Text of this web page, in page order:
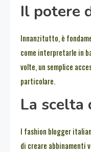
Il potere
Innanzitutto, è
come interpretarle in
volte, un semplice
particolare.
La scelta
I fashion blogger
di creare abbinamenti